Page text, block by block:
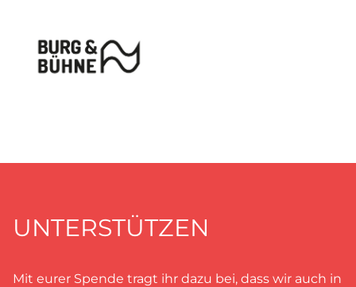
UNTERSTÜTZEN
Mit eurer Spende tragt ihr dazu bei, dass wir auch in